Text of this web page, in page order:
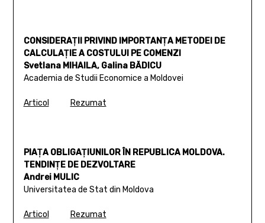
CONSIDERAŢII PRIVIND IMPORTANŢA METODEI DE
CALCULAŢIE A COSTULUI PE COMENZI
Svetlana MIHAILA, Galina BĂDICU
Academia de Studii Economice a Moldovei
Articol Rezumat
PIAŢA OBLIGAŢIUNILOR ÎN REPUBLICA MOLDOVA.
TENDINŢE DE DEZVOLTARE
Andrei MULIC
Universitatea de Stat din Moldova
Articol Rezumat